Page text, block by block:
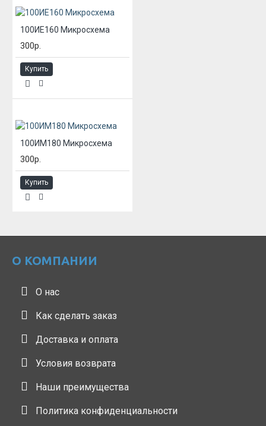
100ИЕ160 Микросхема
300р.
Купить
100ИМ180 Микросхема
300р.
Купить
О КОМПАНИИ
О нас
Как сделать заказ
Доставка и оплата
Условия возврата
Наши преимущества
Политика конфиденциальности